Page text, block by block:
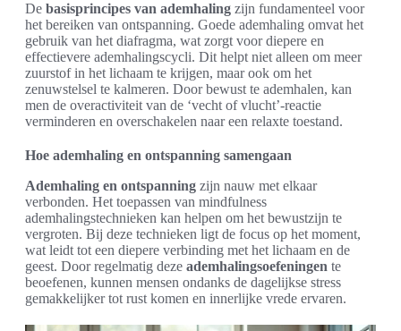
De basisprincipes van ademhaling zijn fundamenteel voor
het bereiken van ontspanning. Goede ademhaling omvat het
gebruik van het diafragma, wat zorgt voor diepere en
effectievere ademhalingscycli. Dit helpt niet alleen om meer
zuurstof in het lichaam te krijgen, maar ook om het
zenuwstelsel te kalmeren. Door bewust te ademhalen, kan
men de overactiviteit van de ‘vecht of vlucht’-reactie
verminderen en overschakelen naar een relaxte toestand.
Hoe ademhaling en ontspanning samengaan
Ademhaling en ontspanning zijn nauw met elkaar
verbonden. Het toepassen van mindfulness
ademhalingstechnieken kan helpen om het bewustzijn te
vergroten. Bij deze technieken ligt de focus op het moment,
wat leidt tot een diepere verbinding met het lichaam en de
geest. Door regelmatig deze ademhalingsoefeningen te
beoefenen, kunnen mensen ondanks de dagelijkse stress
gemakkelijker tot rust komen en innerlijke vrede ervaren.